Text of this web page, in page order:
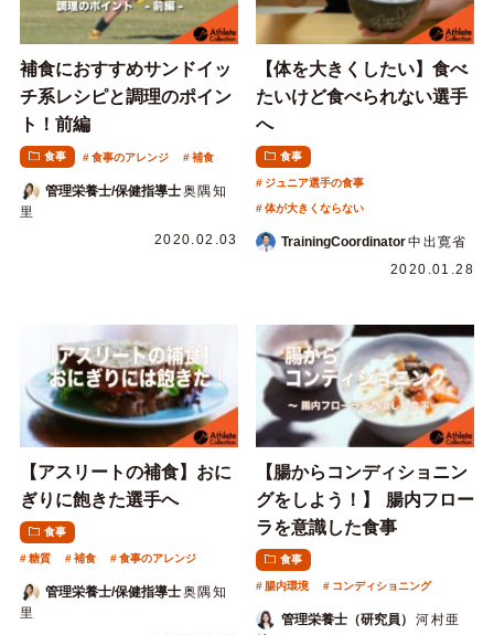
補食におすすめサンドイッ
チ系レシピと調理のポイン
ト！前編
食事 食事のアレンジ 補食
管理栄養士/保健指導士奥隅知
里
2020.02.03
【体を大きくしたい】食べ
たいけど食べられない選手
へ
食事
ジュニア選手の食事
体が大きくならない
TrainingCoordinator中出寛省
2020.01.28
【アスリートの補食】おに
ぎりに飽きた選手へ
食事
糖質 補食 食事のアレンジ
管理栄養士/保健指導士奥隅知
里
【腸からコンディショニン
グをしよう！】 腸内フロー
ラを意識した食事
食事
腸内環境 コンディショニング
管理栄養士（研究員）
河村亜